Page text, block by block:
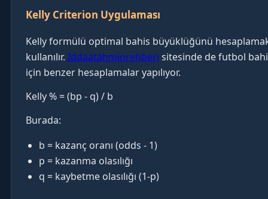
Kelly Criterion Uygulaması
Kelly formülü optimal bahis büyüklüğünü
kullanılır. Iddaatahminrehberi sitesinde de futbol
için benzer hesaplamalar yapılıyor.
Kelly % = (bp - q) / b
Burada:
b = kazanç oranı (odds - 1)
p = kazanma olasılığı
q = kaybetme olasılığı (1-p)